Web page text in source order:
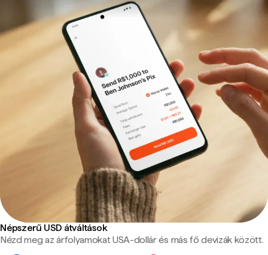
Népszerű USD átváltások
Nézd meg az árfolyamokat USA-dollár és más fő devizák között.